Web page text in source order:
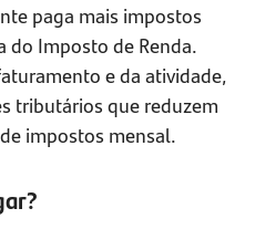
paga mais impostos
do Imposto de Renda.
e da atividade,
tributários que reduzem
impostos mensal.